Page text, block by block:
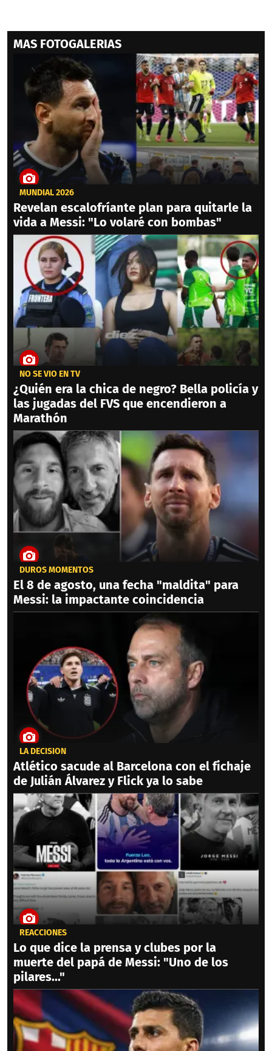
MAS FOTOGALERIAS
MUNDIAL 2026
Revelan escalofríante plan para quitarle la
vida a Messi: "Lo volaré con bombas"
NO SE VIO EN TV
¿Quién era la chica de negro? Bella policía y
las jugadas del FVS que encendieron a
Marathón
DUROS MOMENTOS
El 8 de agosto, una fecha "maldita" para
Messi: la impactante coincidencia
LA DECISIÓN
Atlético sacude al Barcelona con el fichaje
de Julián Álvarez y Flick ya lo sabe
REACCIONES
Lo que dice la prensa y clubes por la
muerte del papá de Messi: "Uno de los
pilares..."